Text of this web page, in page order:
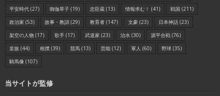
平安時代 (27) 御伽草子 (19) 忠臣蔵 (13) 情報求む！ (41) 戦国 (211)
政治家 (53) 故事・教訓 (29) 教育者 (147) 文豪 (23) 日本神話 (23)
架空の人物 (17) 歌手 (17) 武道家 (23) 治水 (30) 源平合戦 (76)
皇族 (44) 相撲 (39) 競馬 (13) 芸能 (12) 軍人 (60) 野球 (35)
騎馬像 (107)
当サイトが監修